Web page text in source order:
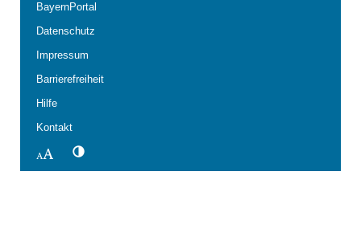
BayernPortal
Datenschutz
Impressum
Barrierefreiheit
Hilfe
Kontakt
SchriftgrößeKontrastwechsel